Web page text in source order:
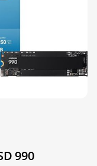
990